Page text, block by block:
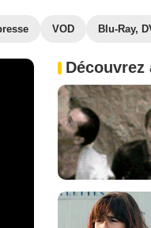
VOD Blu-Ray,
Découvrez